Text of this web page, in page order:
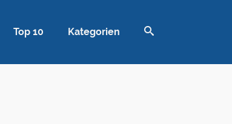
Top 10 Kategorien